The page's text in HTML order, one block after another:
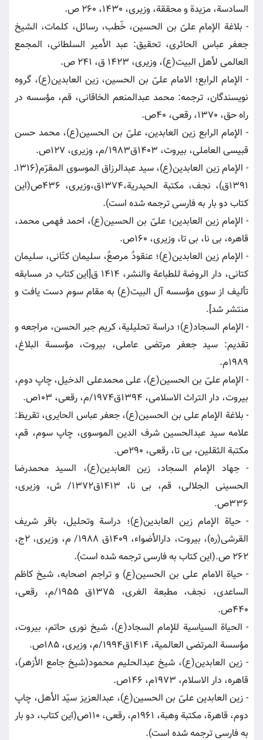
السادسة، مزیدة و محققة، وزیری، 1430، 260 ص.
- بلاغة الإمام علیّ بن الحسین، خّطب، رسائل، کلمات، الشیخ
جعفر عباس الحائری، تحقیق: عبد الأمیر السلطانی، المجمع
العالمی لأهل البیت(ع)، وزیری، 1423 ق، 241 ص.
- الإمام الرابع؛ الامام علىّ بن الحسین، زین العابدین(ع)، گروه
نویسندگان، ترجمه: محمد عبدالمنعم الخاقانى، قم، مؤسسه در
راه حق، 1370، رقعى، 40ص.
- الإمام الرابع زین العابدین، علىّ بن الحسین(ع)، محمد حسن
قبیسى العاملى، بیروت، 1403ق1983/م، وزیرى، 127ص.
- الإمام زین العابدین(ع)، سید عبدالرزاق الموسوى المقرّم(1316ـ
1391ق)، نجف، مكتبة الحیدریة،1374ق،وزیرى، 436ص(این
كتاب دو بار به فارسى ترجمه شده است).
- الإمام زین العابدین؛ علىّ بن الحسین(ع)، احمد فهمى محمد،
قاهره، بى نا، بى تا، وزیرى، 160ص.
- الإمام زین العابدین(ع)؛ عنقودٌ مرصعٌ، سلیمان كتّانى، سلیمان
کتانی، دار الروضة للطباعة والنشر، 1414 ق[این كتاب در مسابقه
تألیف از سوى مؤسسه آل البیت(ع) به مقام سوم دست یافت و
منتشر شد].
- الإمام السجاد(ع)؛ دراسة تحلیلیة، كریم جبر الحسن، مراجعه و
تقدیم: سید جعفر مرتضى عاملى، بیروت، مؤسسة البلاغ،
1989م.
- الإمام علىّ بن الحسین(ع)، على محمدعلى الدخیل، چاپ دوم،
بیروت، دار التراث الاسلامى، 1394ق1974/م، رقعى، 103ص.
- بلاغة الإمام على بن الحسین(ع)، جعفر عباس الحایرى، تقریظ:
علامه سید عبدالحسین شرف الدین الموسوى، چاپ سوم، قم،
مكتبة الثقلین، بى تا، رقعى، 290ص.
- جهاد الإمام السجاد، زین العابدین(ع)، السید محمدرضا
الحسینى الجلالى، قم، بى نا، 1413ق1372/ ش، وزیرى،
336ص.
- حیاة الإمام زین العابدین(ع)؛ دراسة وتحلیل، باقر شریف
القرشى(ره)، بیروت، دارالأضواء، 1409ق 1988/ م، وزیرى، 2ج،
262 ص.(این كتاب به فارسى ترجمه شده است).
- حیاة الامام على بن الحسین(ع) و تراجم اصحابه، شیخ كاظم
الساعدى، نجف، مطبعة الغرى، 1375ق 1955/م، رقعى،
440ص.
- الحیاة السیاسیة للإمام السجاد(ع)، شیخ نورى حاتم، بیروت،
مؤسسة المرتضى العالمیة، 1414ق1994/م، وزیرى، 185ص.
- زین العابدین(ع)، شیخ عبدالحلیم محمود(شیخ جامع الأزهر)،
قاهره، دار الاسلام، 1973م، 146ص.
- زین العابدین علىّ بن الحسین(ع)، عبدالعزیز سیّد الأهل، چاپ
دوم، قاهرة، مكتبة وهبة، 1961م، رقعى، 110ص(این كتاب، دو بار
به فارسى ترجمه شده است).